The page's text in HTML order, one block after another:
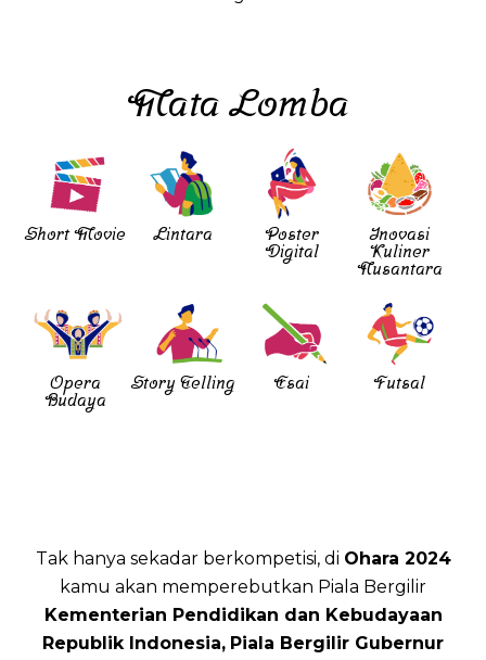
Mata Lomba
Short Movie Lintara
Poster
Digital
Inovasi
Kuliner
Nusantara
Opera
Budaya
Story Telling Esai Futsal
Tak hanya sekadar berkompetisi, di Ohara 2024
kamu akan memperebutkan Piala Bergilir
Kementerian Pendidikan dan Kebudayaan
Republik Indonesia, Piala Bergilir Gubernur